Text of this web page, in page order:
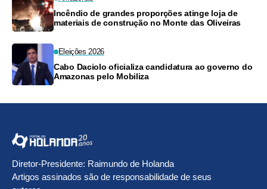
Incêndio de grandes proporções atinge loja de
materiais de construção no Monte das Oliveiras
Eleições 2026
Cabo Daciolo oficializa candidatura ao governo do
Amazonas pelo Mobiliza
Diretor-Presidente: Raimundo de Holanda
Artigos assinados são de responsabilidade de seus